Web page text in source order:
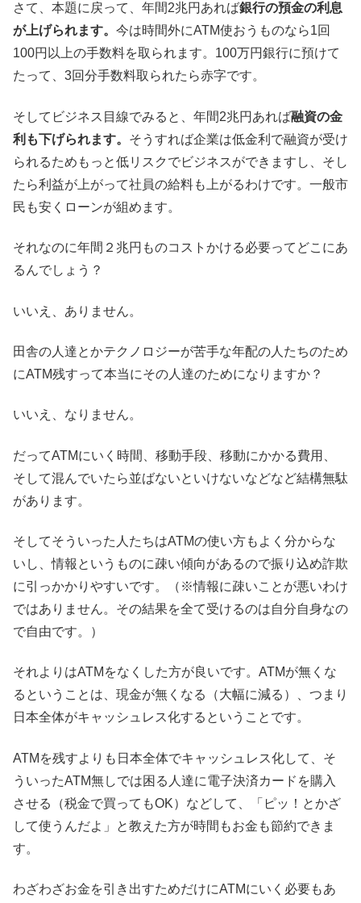
さて、本題に戻って、年間2兆円あれば銀行の預金の利息
が上げられます。 今は時間外にATM使おうものなら1回
100円以上の手数料を取られます。100万円銀行に預けて
たって、3回分手数料取られたら赤字です。
そしてビジネス目線でみると、年間2兆円あれば融資の金
利も下げられます。 そうすれば企業は低金利で融資が受け
られるためもっと低リスクでビジネスができますし、そし
たら利益が上がって社員の給料も上がるわけです。一般市
民も安くローンが組めます。
それなのに年間２兆円ものコストかける必要ってどこにあ
るんでしょう？
いいえ、ありません。
田舎の人達とかテクノロジーが苦手な年配の人たちのため
にATM残すって本当にその人達のためになりますか？
いいえ、なりません。
だってATMにいく時間、移動手段、移動にかかる費用、
そして混んでいたら並ばないといけないなどなど結構無駄
があります。
そしてそういった人たちはATMの使い方もよく分からな
いし、情報というものに疎い傾向があるので振り込め詐欺
に引っかかりやすいです。（※情報に疎いことが悪いわけ
ではありません。その結果を全て受けるのは自分自身なの
で自由です。）
それよりはATMをなくした方が良いです。ATMが無くな
るということは、現金が無くなる（大幅に減る）、つまり
日本全体がキャッシュレス化するということです。
ATMを残すよりも日本全体でキャッシュレス化して、そ
ういったATM無しでは困る人達に電子決済カードを購入
させる（税金で買ってもOK）などして、「ピッ！とかざ
して使うんだよ」と教えた方が時間もお金も節約できま
す。
わざわざお金を引き出すためだけにATMにいく必要もあ